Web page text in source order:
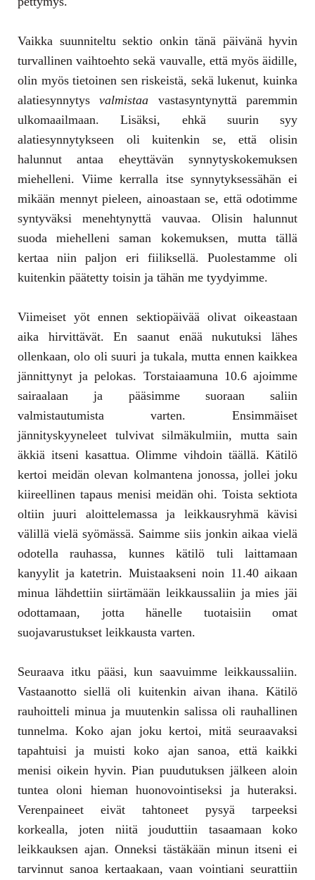
Vaikka suunniteltu sektio onkin tänä päivänä hyvin
turvallinen vaihtoehto sekä vauvalle, että myös äidille,
olin myös tietoinen sen riskeistä, sekä lukenut, kuinka
alatiesynnytysvalmistaa vastasyntynyttä paremmin
ulkomaailmaan. Lisäksi, ehkä suurin syy
alatiesynnytykseen oli kuitenkin se, että olisin
halunnut antaa eheyttävän synnytyskokemuksen
miehelleni. Viime kerralla itse synnytyksessähän ei
mikään mennyt pieleen, ainoastaan se, että odotimme
syntyväksi menehtynyttä vauvaa. Olisin halunnut
suoda miehelleni saman kokemuksen, mutta tällä
kertaa niin paljon eri fiiliksellä. Puolestamme oli
kuitenkin päätetty toisin ja tähän me tyydyimme.
Viimeiset yöt ennen sektiopäivää olivat oikeastaan
aika hirvittävät. En saanut enää nukutuksi lähes
ollenkaan, olo oli suuri ja tukala, mutta ennen kaikkea
jännittynyt ja pelokas. Torstaiaamuna 10.6 ajoimme
sairaalaan ja pääsimme suoraan saliin
valmistautumista varten. Ensimmäiset
jännityskyyneleet tulvivat silmäkulmiin, mutta sain
äkkiä itseni kasattua. Olimme vihdoin täällä. Kätilö
kertoi meidän olevan kolmantena jonossa, jollei joku
kiireellinen tapaus menisi meidän ohi. Toista sektiota
oltiin juuri aloittelemassa ja leikkausryhmä kävisi
välillä vielä syömässä. Saimme siis jonkin aikaa vielä
odotella rauhassa, kunnes kätilö tuli laittamaan
kanyylit ja katetrin. Muistaakseni noin 11.40 aikaan
minua lähdettiin siirtämään leikkaussaliin ja mies jäi
odottamaan, jotta hänelle tuotaisiin omat
suojavarustukset leikkausta varten.
Seuraava itku pääsi, kun saavuimme leikkaussaliin.
Vastaanotto siellä oli kuitenkin aivan ihana. Kätilö
rauhoitteli minua ja muutenkin salissa oli rauhallinen
tunnelma. Koko ajan joku kertoi, mitä seuraavaksi
tapahtuisi ja muisti koko ajan sanoa, että kaikki
menisi oikein hyvin. Pian puudutuksen jälkeen aloin
tuntea oloni hieman huonovointiseksi ja huteraksi.
Verenpaineet eivät tahtoneet pysyä tarpeeksi
korkealla, joten niitä jouduttiin tasaamaan koko
leikkauksen ajan. Onneksi tästäkään minun itseni ei
tarvinnut sanoa kertaakaan, vaan vointiani seurattiin